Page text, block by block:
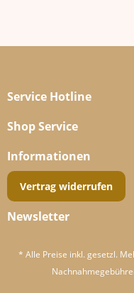
Service Hotline
Shop Service
Informationen
Vertrag widerrufen
Newsletter
* Alle Preise inkl. gesetzl.